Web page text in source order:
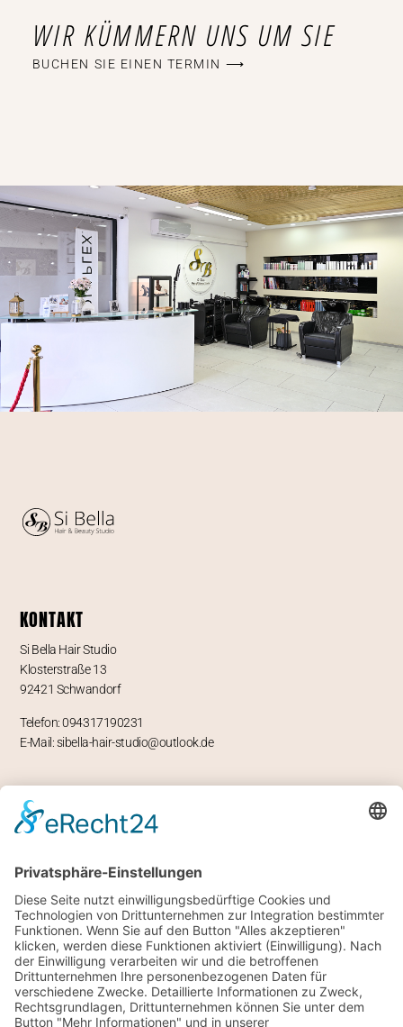
WIR KÜMMERN UNS UM SIE
BUCHEN SIE EINEN TERMIN ⟶
KONTAKT
Si Bella Hair Studio
Klosterstraße 13
92421 Schwandorf
Telefon: 094317190231
E-Mail: sibella-hair-studio@outlook.de
ÖFFNUNGSZEITEN
Sa 8 bis 14 Uhr
RECHTLICHES
Impressum
Datenschutz